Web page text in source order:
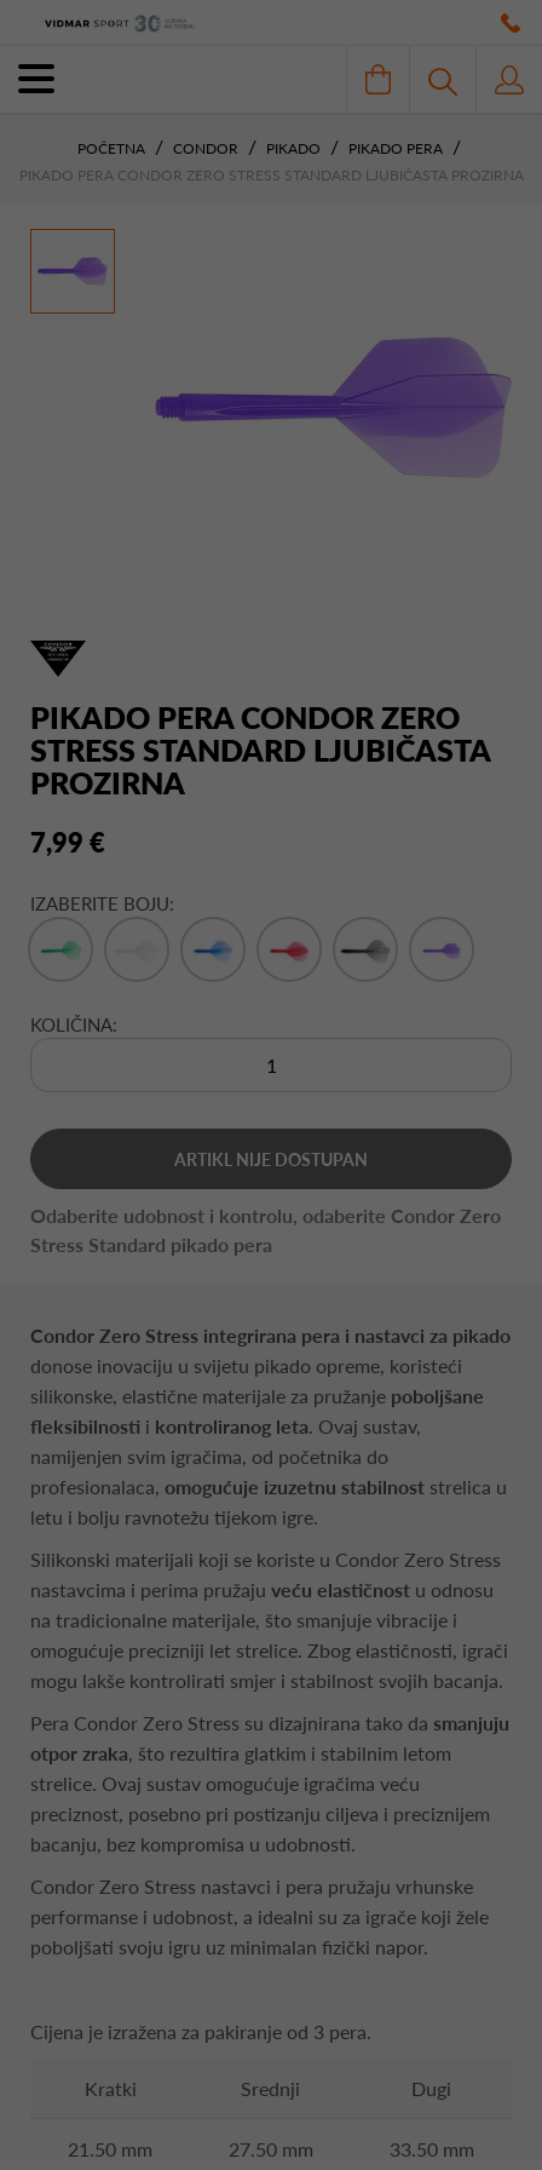
POČETNA CONDOR PIKADO
PIKADO PERA
PIKADO PERA CONDOR ZERO STRESS STANDARD LJUBIČASTA PROZIRNA
PIKADO PERA CONDOR ZERO
STRESS STANDARD LJUBIČASTA
PROZIRNA
7,99 €
IZABERITE BOJU:
KOLIČINA:
ARTIKL NIJE DOSTUPAN
Odaberite udobnost i kontrolu, odaberite Condor Zero
Stress Standard pikado pera
Condor Zero Stress integrirana pera i nastavci za pikado
donose inovaciju u svijetu pikado opreme, koristeći
silikonske, elastične materijale za pružanje poboljšane
fleksibilnosti i kontroliranog leta. Ovaj sustav,
namijenjen svim igračima, od početnika do
profesionalaca, omogućuje izuzetnu stabilnost strelica u
letu i bolju ravnotežu tijekom igre.
Silikonski materijali koji se koriste u Condor Zero Stress
nastavcima i perima pružaju veću elastičnost u odnosu
na tradicionalne materijale, što smanjuje vibracije i
omogućuje precizniji let strelice. Zbog elastičnosti, igrači
mogu lakše kontrolirati smjer i stabilnost svojih bacanja.
Pera Condor Zero Stress su dizajnirana tako da smanjuju
otpor zraka, što rezultira glatkim i stabilnim letom
strelice. Ovaj sustav omogućuje igračima veću
preciznost, posebno pri postizanju ciljeva i preciznijem
bacanju, bez kompromisa u udobnosti.
Condor Zero Stress nastavci i pera pružaju vrhunske
performanse i udobnost, a idealni su za igrače koji žele
poboljšati svoju igru uz minimalan fizički napor.
Cijena je izražena za pakiranje od 3 pera.
Kratki Srednji Dugi
21.50 mm 27.50 mm 33.50 mm